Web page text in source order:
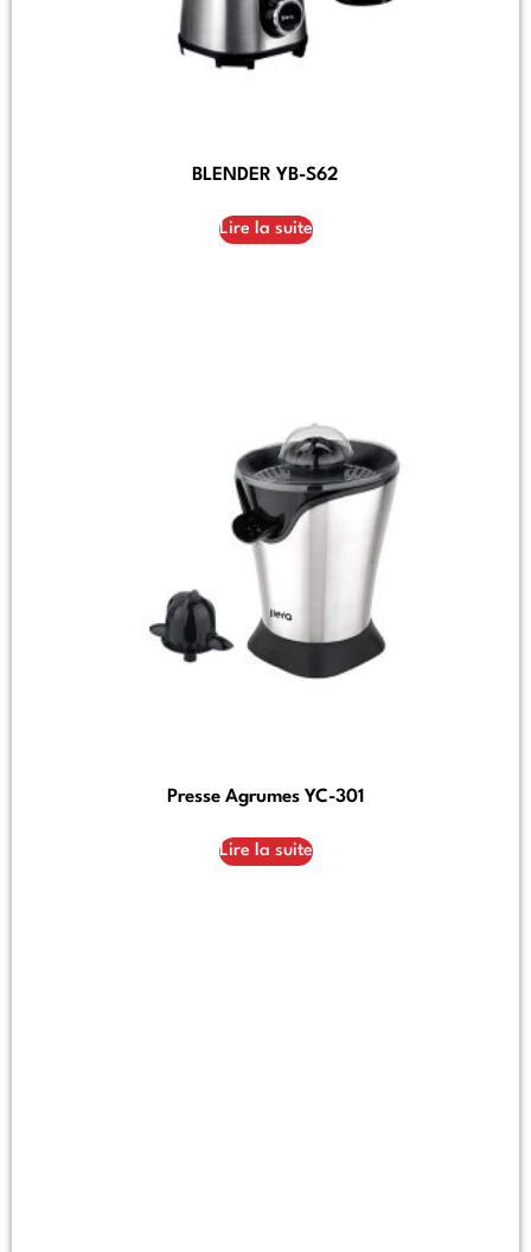
BLENDER YB-S62
Lire la suite
Presse Agrumes YC-301
Lire la suite